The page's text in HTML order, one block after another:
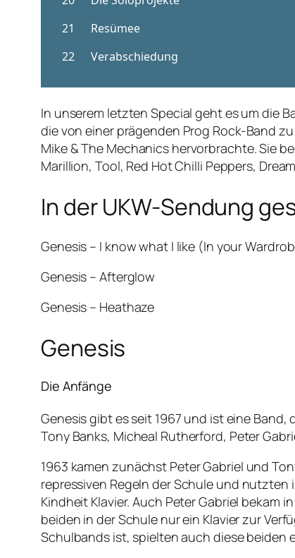
In unserem letzten Special geht es um die
die von einer prägenden Prog Rock-Band
Mike & The Mechanics hervorbrachte. Sie
Marillion, Tool, Red Hot Chilli Peppers,
In der UKW-Sendung
Genesis – I know what I like (In your
Genesis – Afterglow
Genesis – Heathaze
Genesis
Die Anfänge
Genesis gibt es seit 1967 und ist eine
Tony Banks, Micheal Rutherford, Peter
1963 kamen zunächst Peter Gabriel und
repressiven Regeln der Schule und nutzten
Kindheit Klavier. Auch Peter Gabriel bekam
beiden in der Schule nur ein Klavier zur
Schulbands ist, spielten auch diese beiden